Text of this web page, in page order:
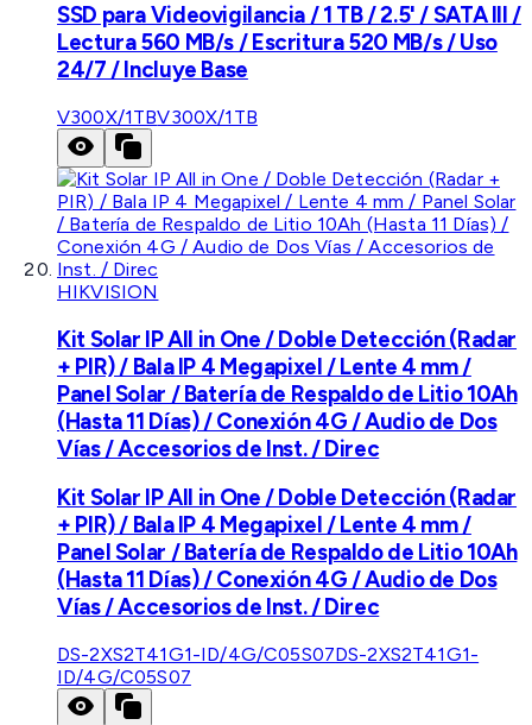
SSD para Videovigilancia / 1 TB / 2.5' / SATA III /
Lectura 560 MB/s / Escritura 520 MB/s / Uso
24/7 / Incluye Base
V300X/1TBV300X/1TB
HIKVISION
Kit Solar IP All in One / Doble Detección (Radar
+ PIR) / Bala IP 4 Megapixel / Lente 4 mm /
Panel Solar / Batería de Respaldo de Litio 10Ah
(Hasta 11 Días) / Conexión 4G / Audio de Dos
Vías / Accesorios de Inst. / Direc
Kit Solar IP All in One / Doble Detección (Radar
+ PIR) / Bala IP 4 Megapixel / Lente 4 mm /
Panel Solar / Batería de Respaldo de Litio 10Ah
(Hasta 11 Días) / Conexión 4G / Audio de Dos
Vías / Accesorios de Inst. / Direc
DS-2XS2T41G1-ID/4G/C05S07DS-2XS2T41G1-
ID/4G/C05S07